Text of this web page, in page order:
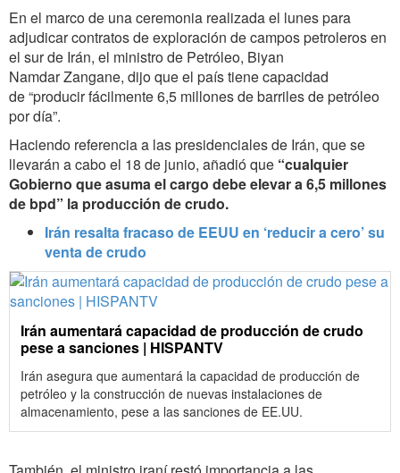
En el marco de una ceremonia realizada el lunes para
adjudicar contratos de exploración de campos petroleros en
el sur de Irán, el ministro de Petróleo, Biyan
Namdar Zangane, dijo que el país tiene capacidad
de “producir fácilmente 6,5 millones de barriles de petróleo
por día”.
Haciendo referencia a las presidenciales de Irán, que se
llevarán a cabo el 18 de junio, añadió que “cualquier
Gobierno que asuma el cargo debe elevar a 6,5 ​​millones
de bpd” la producción de crudo.
Irán resalta fracaso de EEUU en ‘reducir a cero’ su
venta de crudo
Irán aumentará capacidad de producción de crudo
pese a sanciones | HISPANTV
Irán asegura que aumentará la capacidad de producción de
petróleo y la construcción de nuevas instalaciones de
almacenamiento, pese a las sanciones de EE.UU.